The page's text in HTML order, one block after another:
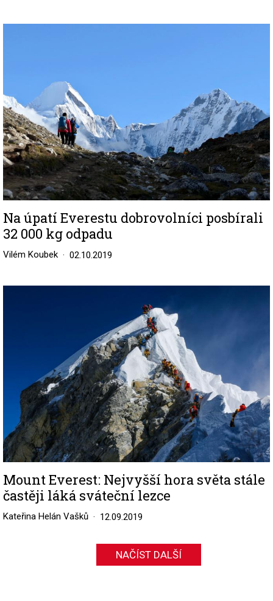
Na úpatí Everestu dobrovolníci posbírali
32 000 kg odpadu
Vilém Koubek 02.10.2019
Mount Everest: Nejvyšší hora světa stále
častěji láká sváteční lezce
Kateřina Helán Vašků 12.09.2019
NAČÍST DALŠÍ